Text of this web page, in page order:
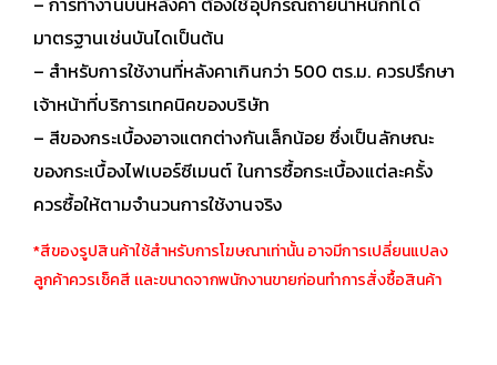
มาตรฐานเช่นบันไดเป็นต้น
– สำหรับการใช้งานที่หลังคาเกินกว่า 500 ตร.ม. ควรปรึกษา
เจ้าหน้าที่บริการเทคนิคของบริษัท
– สีของกระเบื้องอาจแตกต่างกันเล็กน้อย ซึ่งเป็นลักษณะ
ของกระเบื้องไฟเบอร์ซีเมนต์ ในการซื้อกระเบื้องแต่ละครั้ง
ควรซื้อให้ตามจำนวนการใช้งานจริง
*สีของรูปสินค้าใช้สำหรับการโฆษณาเท่านั้น อาจมีการเปลี่ยนแปลง
ลูกค้าควรเช็คสี เเละขนาดจากพนักงานขายก่อนทำการสั่งซื้อสินค้า